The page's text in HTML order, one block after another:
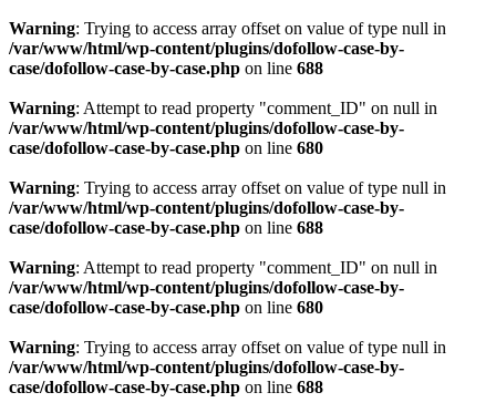
Warning: Trying to access array offset on value of type null in
/var/www/html/wp-content/plugins/dofollow-case-by-
case/dofollow-case-by-case.php on line 688
Warning: Attempt to read property "comment_ID" on null in
/var/www/html/wp-content/plugins/dofollow-case-by-
case/dofollow-case-by-case.php on line 680
Warning: Trying to access array offset on value of type null in
/var/www/html/wp-content/plugins/dofollow-case-by-
case/dofollow-case-by-case.php on line 688
Warning: Attempt to read property "comment_ID" on null in
/var/www/html/wp-content/plugins/dofollow-case-by-
case/dofollow-case-by-case.php on line 680
Warning: Trying to access array offset on value of type null in
/var/www/html/wp-content/plugins/dofollow-case-by-
case/dofollow-case-by-case.php on line 688